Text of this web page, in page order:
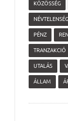
KÖZÖSSÉG
NÉVTELENSÉG
PÉNZ
TRANZAKCIÓ
UTALÁS
ÁLLAM